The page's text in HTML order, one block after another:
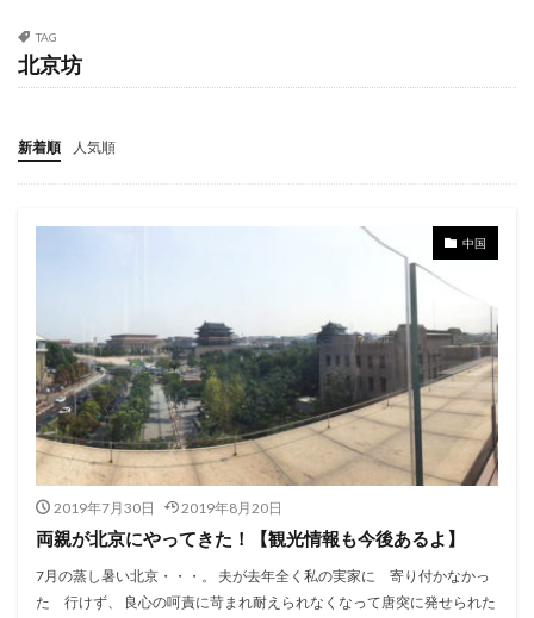
TAG
北京坊
新着順 人気順
中国
2019年7月30日 2019年8月20日
両親が北京にやってきた！【観光情報も今後あるよ】
7月の蒸し暑い北京・・・。 夫が去年全く私の実家に 寄り付かなかっ
た 行けず、 良心の呵責に苛まれ耐えられなくなって唐突に発せられた